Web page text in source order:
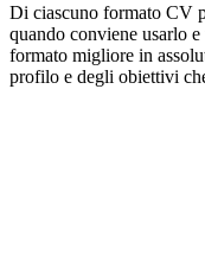
Di ciascuno formato CV
quando conviene usarlo
formato migliore in
profilo e degli obiettivi